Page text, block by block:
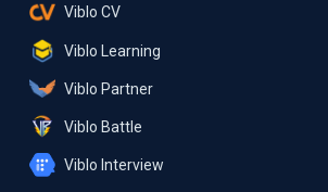
Viblo CV
Viblo Learning
Viblo Partner
Viblo Battle
Viblo Interview